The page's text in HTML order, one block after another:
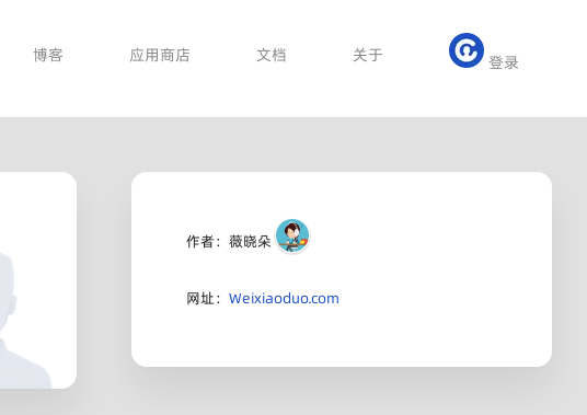
博客 应用商店 文档 关于 登录
作者：薇晓朵
网址： Weixiaoduo.com